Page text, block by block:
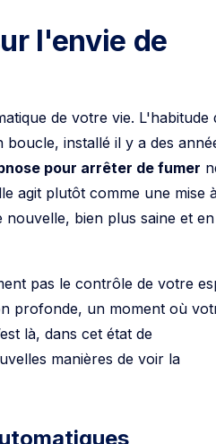
l'envie de
de votre vie. L'habitude
installé il y a des
pour arrêter de fumer
agit plutôt comme une mise
bien plus saine et en
pas le contrôle de votre
profonde, un moment où
là, dans cet état de
manières de voir la